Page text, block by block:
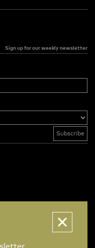
Sign up for our weekly newsletter